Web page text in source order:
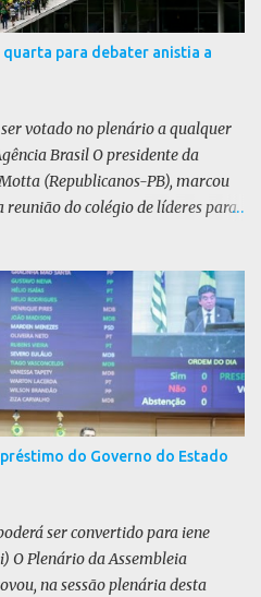
para debater anistia a
votado no plenário a qualquer
Brasil O presidente da
(Republicanos-PB), marcou
do colégio de líderes para
reunião vai “deliberar sobre a
do acontecido em 8 de janeiro de
poderia ser votado no Plenário a
relator ou texto da matéria.
força com o julgamento e
Bolsonaro por tentativa de golpe
oposição liderada pelo Partido
no Supremo Tribunal
uma “perseguição política”.
para todo...
do Governo do Estado
ser convertido para iene
O Plenário da Assembleia
na sessão plenária desta